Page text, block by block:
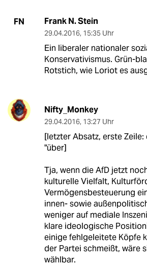
FN Frank N. Stein
29.04.2016, 15:35 Uhr
Ein liberaler nationaler
Konservativismus. Grün-
Rotstich, wie Loriot es
Nifty_Monkey
29.04.2016, 13:27 Uhr
[letzter Absatz, erste Zeile:
"über]
Tja, wenn die AfD jetzt
kulturelle Vielfalt,
Vermögensbesteuerung
innen- sowie
weniger auf mediale
klare ideologische
einige fehlgeleitete Köpfe
der Partei schmeißt, wäre
wählbar.